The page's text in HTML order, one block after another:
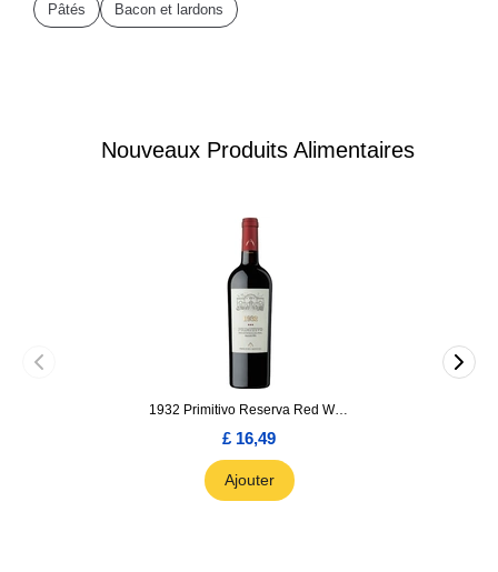
Nouveaux Produits Alimentaires
1932 Primitivo Reserva Red Wine 75cl
£ 16,49
Ajouter
Pâtés Bacon et lardons